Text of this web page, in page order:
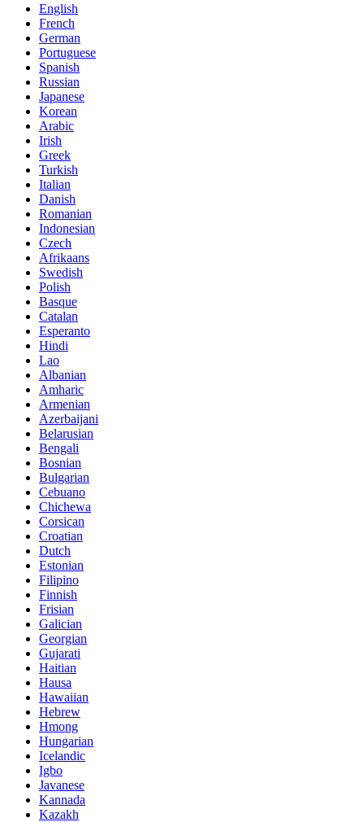
English
French
German
Portuguese
Spanish
Russian
Japanese
Korean
Arabic
Irish
Greek
Turkish
Italian
Danish
Romanian
Indonesian
Czech
Afrikaans
Swedish
Polish
Basque
Catalan
Esperanto
Hindi
Lao
Albanian
Amharic
Armenian
Azerbaijani
Belarusian
Bengali
Bosnian
Bulgarian
Cebuano
Chichewa
Corsican
Croatian
Dutch
Estonian
Filipino
Finnish
Frisian
Galician
Georgian
Gujarati
Haitian
Hausa
Hawaiian
Hebrew
Hmong
Hungarian
Icelandic
Igbo
Javanese
Kannada
Kazakh